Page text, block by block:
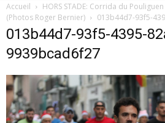
Accueil
HORS STADE: Corrida du
(Photos Roger Bernier)
013b44d7-93f5-
013b44d7-93f5-4395-
9939bcad6f27